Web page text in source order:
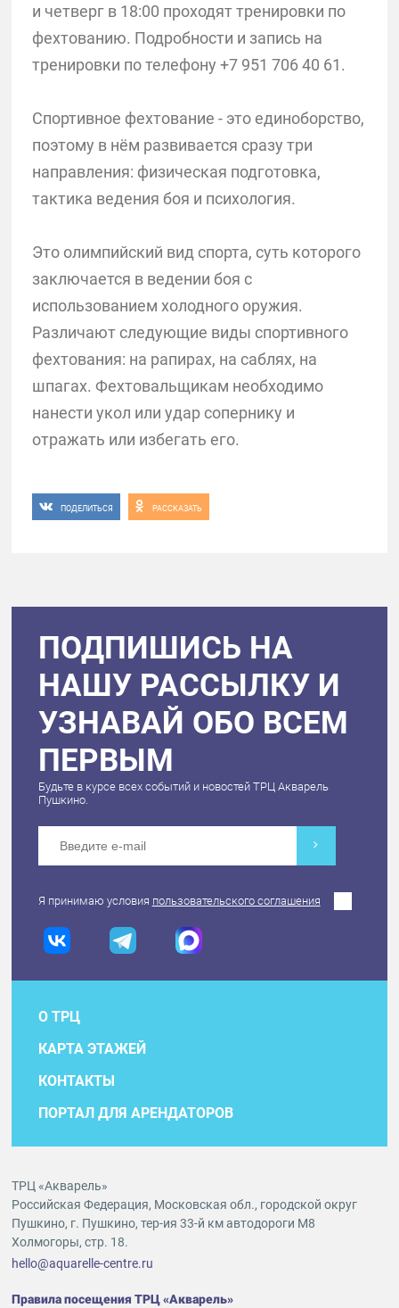
и четверг в 18:00 проходят тренировки по
фехтованию. Подробности и запись на
тренировки по телефону +7 951 706 40 61.
Спортивное фехтование - это единоборство,
поэтому в нём развивается сразу три
направления: физическая подготовка,
тактика ведения боя и психология.
Это олимпийский вид спорта, суть которого
заключается в ведении боя с
использованием холодного оружия.
Различают следующие виды спортивного
фехтования: на рапирах, на саблях, на
шпагах. Фехтовальщикам необходимо
нанести укол или удар сопернику и
отражать или избегать его.
ПОДЕЛИТЬСЯ РАССКАЗАТЬ
ПОДПИШИСЬ НА
НАШУ РАССЫЛКУ И
УЗНАВАЙ ОБО ВСЕМ
ПЕРВЫМ
Будьте в курсе всех событий и новостей ТРЦ Акварель
Пушкино.
Я принимаю условия пользовательского соглашения
О ТРЦ
КАРТА ЭТАЖЕЙ
КОНТАКТЫ
ПОРТАЛ ДЛЯ АРЕНДАТОРОВ
ТРЦ «Акварель»
Российская Федерация, Московская обл., городской округ
Пушкино, г. Пушкино, тер-ия 33-й км автодороги М8
Холмогоры, стр. 18.
hello@aquarelle-centre.ru
Правила посещения ТРЦ «Акварель»